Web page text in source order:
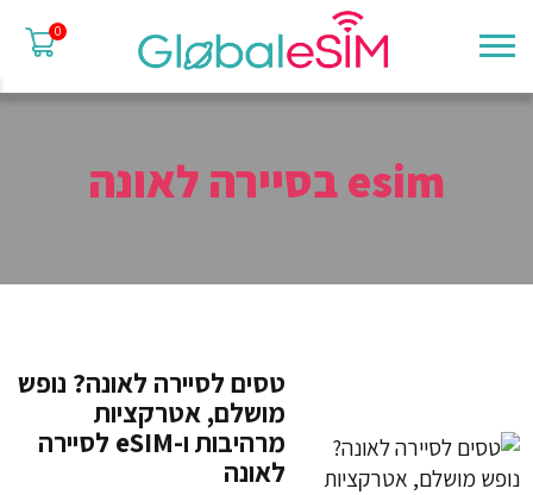
0
esim בסיירה לאונה
טסים לסיירה לאונה? נופש
מושלם, אטרקציות
מרהיבות ו-eSIM לסיירה
לאונה